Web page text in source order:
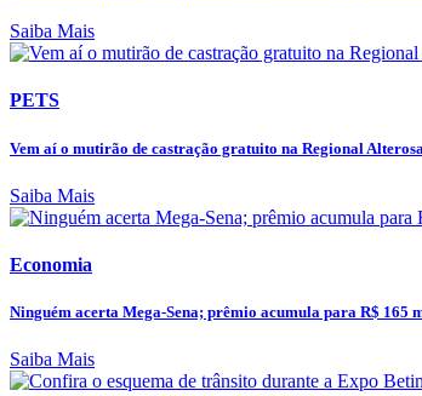
Saiba Mais
PETS
Vem aí o mutirão de castração gratuito na Regional
Saiba Mais
Economia
Ninguém acerta Mega-Sena; prêmio acumula para R$ 165
Saiba Mais